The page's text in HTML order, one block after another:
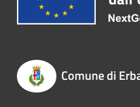
Comune di